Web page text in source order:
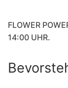
FLOWER
14:00 UHR.